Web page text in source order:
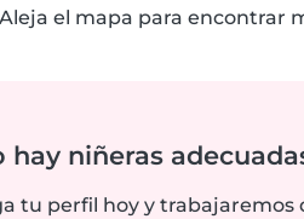
Aleja el mapa para encontrar
hay niñeras
tu perfil hoy y trabajaremos